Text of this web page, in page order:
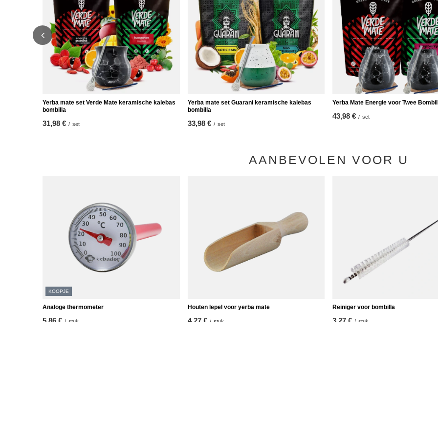
Yerba mate set Verde Mate keramische kalebas
bombilla
31,98 € / set
Yerba mate set Guarani keramische kalebas
bombilla
33,98 € / set
Yerba Mate Energie voor Twee
43,98 € / set
AANBEVOLEN VOOR U
KOOPJE
Analoge thermometer
5,86 € / stuk
Houten lepel voor yerba mate
4,27 € / stuk
Reiniger voor bombilla
3,27 € / stuk